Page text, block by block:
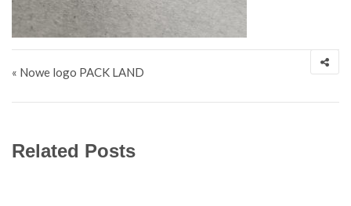
« Nowe logo PACK LAND
Related Posts